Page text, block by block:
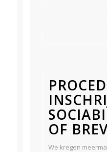
OF
We kregen